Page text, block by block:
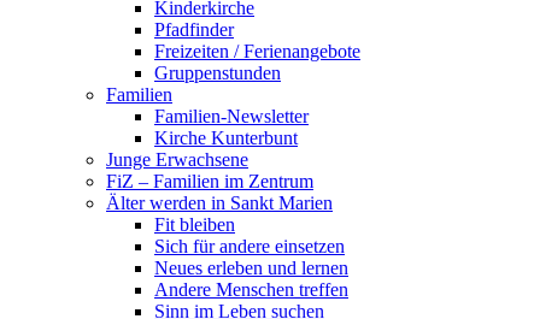
Kinderkirche
Pfadfinder
Freizeiten / Ferienangebote
Gruppenstunden
Familien
Familien-Newsletter
Kirche Kunterbunt
Junge Erwachsene
FiZ – Familien im Zentrum
Älter werden in Sankt Marien
Fit bleiben
Sich für andere einsetzen
Neues erleben und lernen
Andere Menschen treffen
Sinn im Leben suchen